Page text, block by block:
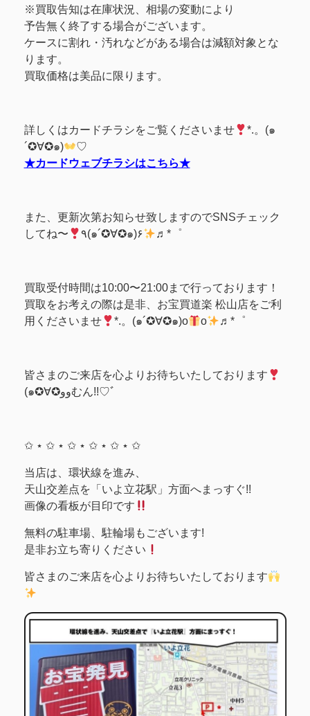
※買取告知は在庫状況、相場の変動により
予告無く終了する場合がございます。
ケースに割れ・汚れなどがある場合は減額対象とな
ります。
買取価格は美品に限ります。
詳しくはカードチラシをご覧くださいませ
*.。(๑
´✪∀✪๑)
♡
★カードウェブチラシはこちら★
また、更新次第お知らせ致しますのでSNSチェック
してね〜
٩(๑´✪∀✪๑)۶ ♬*゜
買取受付時間は10:00〜21:00まで行っております！
買取をお考えの際は是非、お宝買道楽 松山店をご利
用くださいませ
*.。(๑´✪∀✪๑)o o ♬*゜
皆さまのご来店を心よりお待ちいたしております
(๑✪∀✪ووむん!!♡ﾞ
✩ ⋆ ✩ ⋆ ✩ ⋆ ✩ ⋆ ✩ ⋆ ✩
当店は、環状線を進み、
天山交差点を「いよ立花駅」方面へまっすぐ!!
画像の看板が目印です
無料の駐車場、駐輪場もございます!
是非お立ち寄りください
皆さまのご来店を心よりお待ちいたしております